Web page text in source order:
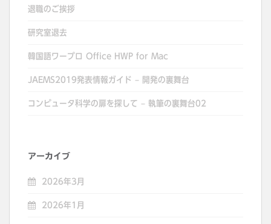
退職のご挨拶
研究室退去
韓国語ワープロ Office HWP for Mac
JAEMS2019発表情報ガイド – 開発の裏舞台
コンピュータ科学の扉を探して – 執筆の裏舞台02
アーカイブ
2026年3月
2026年1月